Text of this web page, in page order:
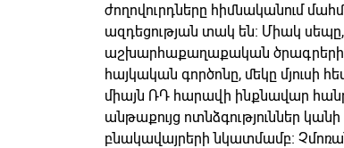
ժողովուրդները հիմնականում
ազդեցության տակ են։ Միակ
աշխարհաքաղաքական ծրագրերի
հայկական գործոնը, մեկը մյուսի
միայն ՌԴ հարավի ինքնավար
անթաքույց ոտնձգություններ
բնակավայրերի նկատմամբ։